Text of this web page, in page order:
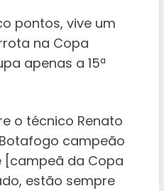
pontos, vive um
na Copa
apenas a 15ª
o técnico Renato
campeão
[campeã da Copa
estão sempre